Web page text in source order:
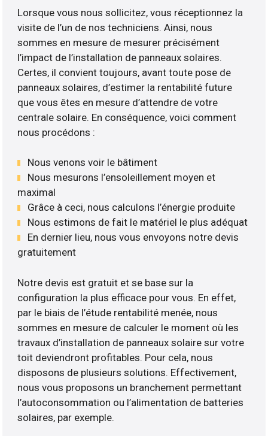
Lorsque vous nous sollicitez, vous réceptionnez la
visite de l’un de nos techniciens. Ainsi, nous
sommes en mesure de mesurer précisément
l’impact de l’installation de panneaux solaires.
Certes, il convient toujours, avant toute pose de
panneaux solaires, d’estimer la rentabilité future
que vous êtes en mesure d’attendre de votre
centrale solaire. En conséquence, voici comment
nous procédons :
Nous venons voir le bâtiment
Nous mesurons l’ensoleillement moyen et
maximal
Grâce à ceci, nous calculons l’énergie produite
Nous estimons de fait le matériel le plus adéquat
En dernier lieu, nous vous envoyons notre devis
gratuitement
Notre devis est gratuit et se base sur la
configuration la plus efficace pour vous. En effet,
par le biais de l’étude rentabilité menée, nous
sommes en mesure de calculer le moment où les
travaux d’installation de panneaux solaire sur votre
toit deviendront profitables. Pour cela, nous
disposons de plusieurs solutions. Effectivement,
nous vous proposons un branchement permettant
l’autoconsommation ou l’alimentation de batteries
solaires, par exemple.